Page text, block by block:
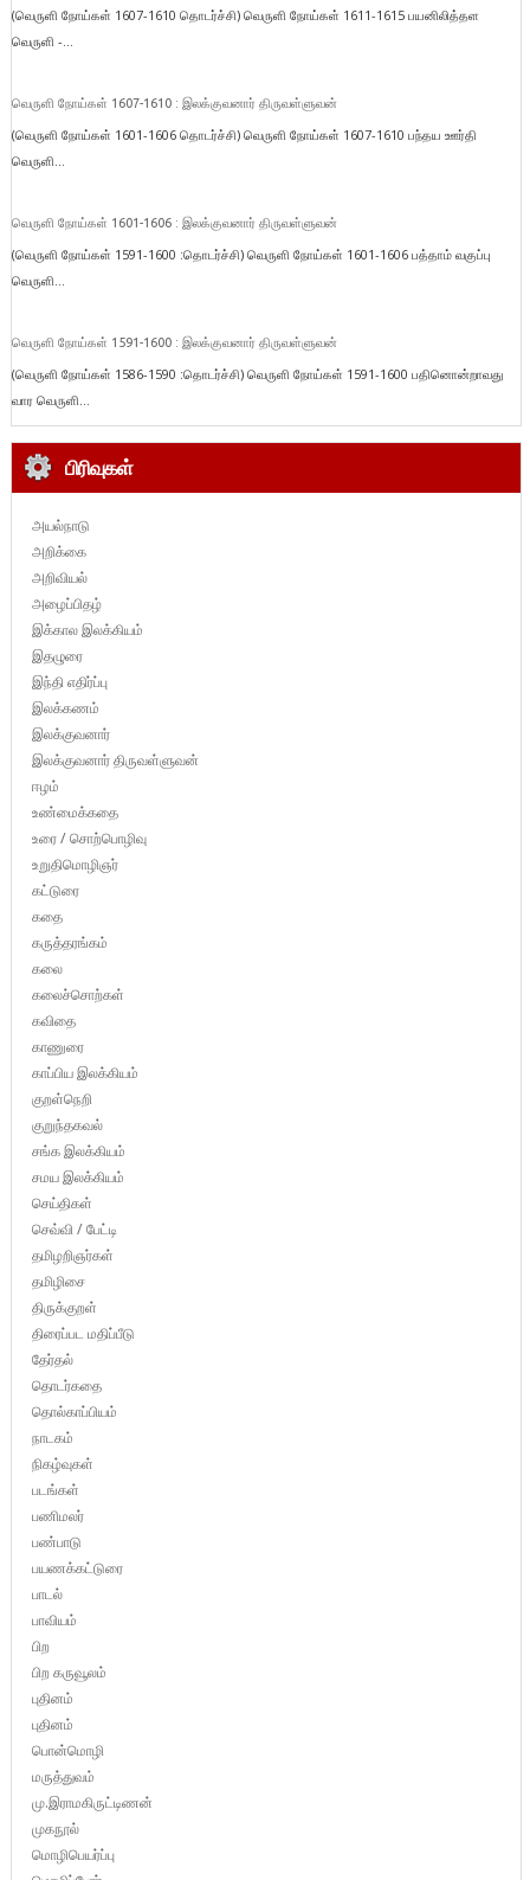
(வெருளி நோய்கள் 1607-1610 தொடர்ச்சி) வெருளி நோய்கள் 1611-1615 பயனிலித்தள
வெருளி -...
வெருளி நோய்கள் 1607-1610 : இலக்குவனார் திருவள்ளுவன்
(வெருளி நோய்கள் 1601-1606 தொடர்ச்சி) வெருளி நோய்கள் 1607-1610 பந்தய ஊர்தி
வெருளி...
வெருளி நோய்கள் 1601-1606 : இலக்குவனார் திருவள்ளுவன்
(வெருளி நோய்கள் 1591-1600 :தொடர்ச்சி) வெருளி நோய்கள் 1601-1606 பத்தாம் வகுப்பு
வெருளி...
வெருளி நோய்கள் 1591-1600 : இலக்குவனார் திருவள்ளுவன்
(வெருளி நோய்கள் 1586-1590 :தொடர்ச்சி) வெருளி நோய்கள் 1591-1600 பதினொன்றாவது
வார வெருளி...
பிரிவுகள்
அயல்நாடு
அறிக்கை
அறிவியல்
அழைப்பிதழ்
இக்கால இலக்கியம்
இதழுரை
இந்தி எதிர்ப்பு
இலக்கணம்
இலக்குவனார்
இலக்குவனார் திருவள்ளுவன்
ஈழம்
உண்மைக்கதை
உரை / சொற்பொழிவு
உறுதிமொழிஞர்
கட்டுரை
கதை
கருத்தரங்கம்
கலை
கலைச்சொற்கள்
கவிதை
காணுரை
காப்பிய இலக்கியம்
குறள்நெறி
குறுந்தகவல்
சங்க இலக்கியம்
சமய இலக்கியம்
செய்திகள்
செவ்வி / பேட்டி
தமிழறிஞர்கள்
தமிழிசை
திருக்குறள்
திரைப்பட மதிப்பீடு
தேர்தல்
தொடர்கதை
தொல்காப்பியம்
நாடகம்
நிகழ்வுகள்
படங்கள்
பணிமலர்
பண்பாடு
பயணக்கட்டுரை
பாடல்
பாவியம்
பிற
பிற கருவூலம்
புதினம்
புதினம்
பொன்மொழி
மருத்துவம்
மு.இராமகிருட்டிணன்
முகநூல்
மொழிபெயர்ப்பு